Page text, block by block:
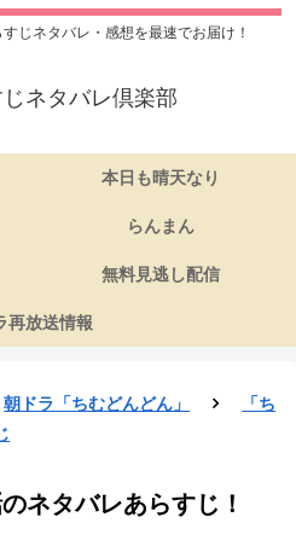
じネタバレ・感想を最速でお届け！
ネタバレ倶楽部
本日も晴天なり
らんまん
無料見逃し配信
再放送情報
朝ドラ「ちむどんどん」
「ち
ネタバレあらすじ！